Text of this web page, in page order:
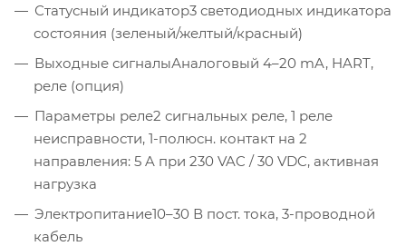
Статусный индикатор3 светодиодных индикатора
состояния (зеленый/желтый/красный)
Выходные сигналыАналоговый 4–20 mA, HART,
реле (опция)
Параметры реле2 сигнальных реле, 1 реле
неисправности, 1-полюсн. контакт на 2
направления: 5 A при 230 VAC / 30 VDC, активная
нагрузка
Электропитание10–30 В пост. тока, 3-проводной
кабель